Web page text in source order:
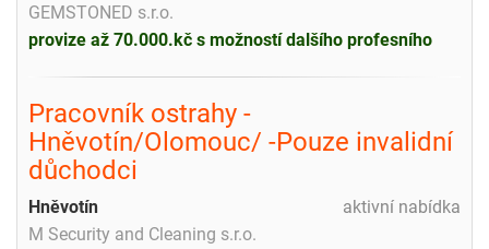
GEMSTONED s.r.o.
provize až 70.000.kč s možností dalšího profesního
Pracovník ostrahy -
Hněvotín/Olomouc/ -Pouze invalidní
důchodci
aktivní nabídka
Hněvotín
M Security and Cleaning s.r.o.